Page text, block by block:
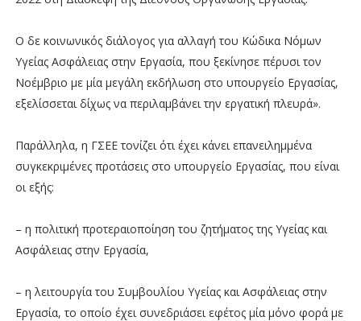
Ο δε κοινωνικός διάλογος για αλλαγή του Κώδικα Νόμων
Υγείας Ασφάλειας στην Εργασία, που ξεκίνησε πέρυσι τον
Νοέμβριο με μία μεγάλη εκδήλωση στο υπουργείο Εργασίας,
εξελίσσεται δίχως να περιλαμβάνει την εργατική πλευρά».
Παράλληλα, η ΓΣΕΕ τονίζει ότι έχει κάνει επανειλημμένα
συγκεκριμένες προτάσεις στο υπουργείο Εργασίας, που είναι
οι εξής:
– η πολιτική προτεραιοποίηση του ζητήματος της Υγείας και
Ασφάλειας στην Εργασία,
– η λειτουργία του Συμβουλίου Υγείας και Ασφάλειας στην
Εργασία, το οποίο έχει συνεδριάσει εφέτος μία μόνο φορά με